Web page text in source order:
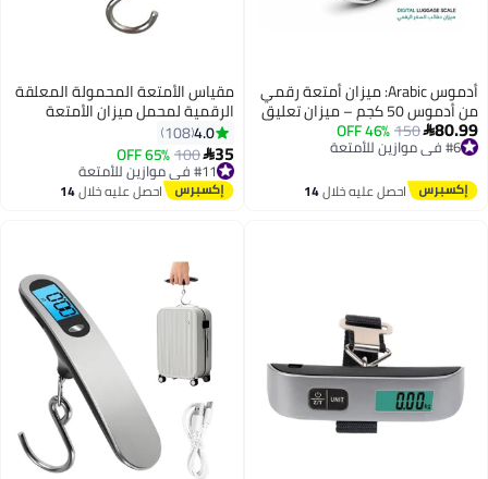
أدموس Arabic: ميزان أمتعة رقمي
من أدموس 50 كجم – ميزان تعليق
محمول دقيق للسفر، أداة وزن شنط
السفر مع شاشة عرض واضحة
80.99
150
46% OFF #6 في موازين للأمتعة
توصيل مجاني
احصل عليه خلال14
مقياس الأمتعة المحمولة المعلقة
الرقمية لمحمل ميزان الأمتعة
يحمل بشكل محمول للسفر مع
متعدد الألوان، 1 قطعة (عبوة
واحدة)
4.0
108
35
100
65% OFF #11 في موازين للأمتعة
توصيل مجاني
#11 في موازين للأمتعة احصل عليه خلال14